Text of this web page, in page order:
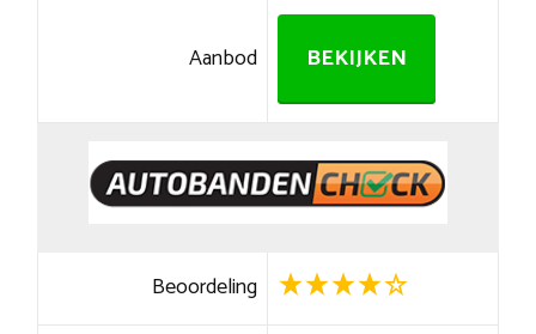
Aanbod BEKIJKEN
Beoordeling